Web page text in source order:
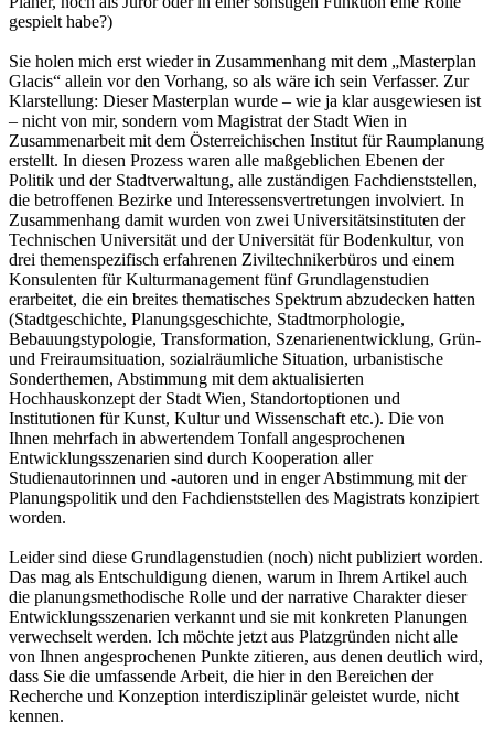
gespielt habe?)
Sie holen mich erst wieder in Zusammenhang mit dem „Masterplan
Glacis“ allein vor den Vorhang, so als wäre ich sein Verfasser. Zur
Klarstellung: Dieser Masterplan wurde – wie ja klar ausgewiesen ist
– nicht von mir, sondern vom Magistrat der Stadt Wien in
Zusammenarbeit mit dem Österreichischen Institut für Raumplanung
erstellt. In diesen Prozess waren alle maßgeblichen Ebenen der
Politik und der Stadtverwaltung, alle zuständigen Fachdienststellen,
die betroffenen Bezirke und Interessensvertretungen involviert. In
Zusammenhang damit wurden von zwei Universitätsinstituten der
Technischen Universität und der Universität für Bodenkultur, von
drei themenspezifisch erfahrenen Ziviltechnikerbüros und einem
Konsulenten für Kulturmanagement fünf Grundlagenstudien
erarbeitet, die ein breites thematisches Spektrum abzudecken hatten
(Stadtgeschichte, Planungsgeschichte, Stadtmorphologie,
Bebauungstypologie, Transformation, Szenarienentwicklung, Grün-
und Freiraumsituation, sozialräumliche Situation, urbanistische
Sonderthemen, Abstimmung mit dem aktualisierten
Hochhauskonzept der Stadt Wien, Standortoptionen und
Institutionen für Kunst, Kultur und Wissenschaft etc.). Die von
Ihnen mehrfach in abwertendem Tonfall angesprochenen
Entwicklungsszenarien sind durch Kooperation aller
Studienautorinnen und -autoren und in enger Abstimmung mit der
Planungspolitik und den Fachdienststellen des Magistrats konzipiert
worden.
Leider sind diese Grundlagenstudien (noch) nicht publiziert worden.
Das mag als Entschuldigung dienen, warum in Ihrem Artikel auch
die planungsmethodische Rolle und der narrative Charakter dieser
Entwicklungsszenarien verkannt und sie mit konkreten Planungen
verwechselt werden. Ich möchte jetzt aus Platzgründen nicht alle
von Ihnen angesprochenen Punkte zitieren, aus denen deutlich wird,
dass Sie die umfassende Arbeit, die hier in den Bereichen der
Recherche und Konzeption interdisziplinär geleistet wurde, nicht
kennen.